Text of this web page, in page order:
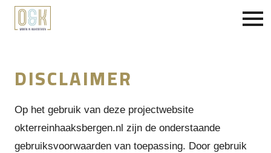
HOME
AANMELDEN
DISCLAIMER
Op het gebruik van deze projectwebsite
okterreinhaaksbergen.nl zijn de onderstaande
gebruiksvoorwaarden van toepassing. Door gebruik